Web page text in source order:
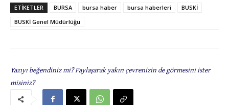
ETIKETLER BURSA bursa haber bursa haberleri
BUSKİ
BUSKİ Genel Müdürlüğü
Yazıyı beğendiniz mi? Paylaşarak yakın çevrenizin de görmesini ister
misiniz?